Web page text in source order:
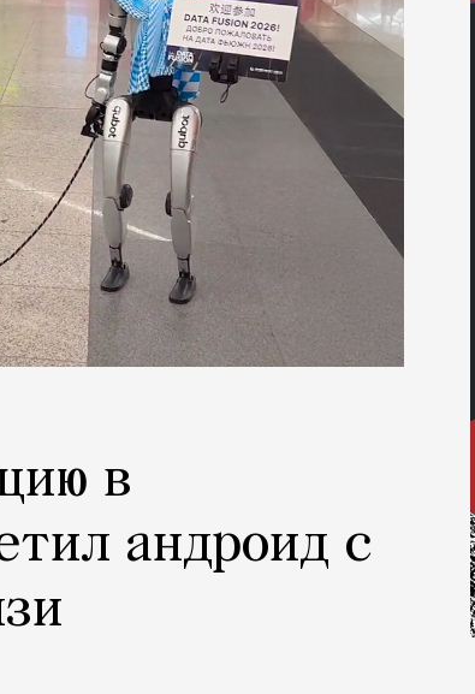
в
андроид с